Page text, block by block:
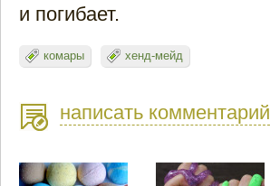
и погибает.
комары хенд-мейд
написать комментарий